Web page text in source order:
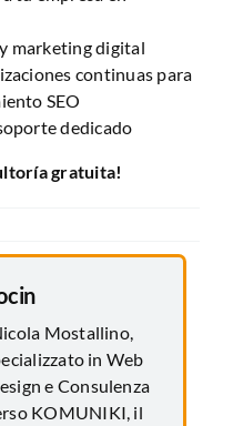
marketing digital
continuas para
SEO
dedicado
gratuita!
Mostallino,
in Web
e Consulenza
KOMUNIKI, il